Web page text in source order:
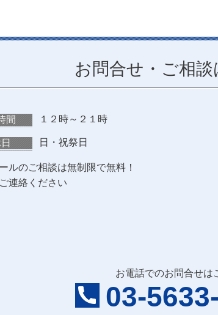
お問合せ・ご相
間 １２時～２１時
日・祝祭日
ルのご相談は無制限で無料！
連絡ください
お電話でのお問合せは
03-